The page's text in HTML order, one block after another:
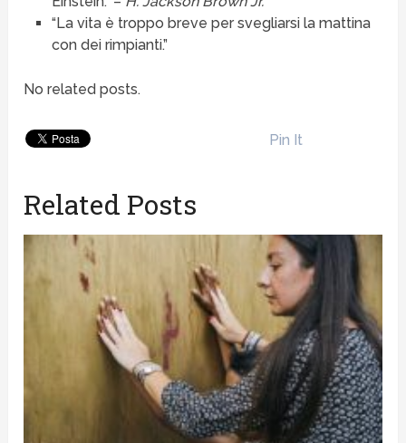
“La vita è troppo breve per svegliarsi la mattina
con dei rimpianti.”
No related posts.
Pin It
Related Posts